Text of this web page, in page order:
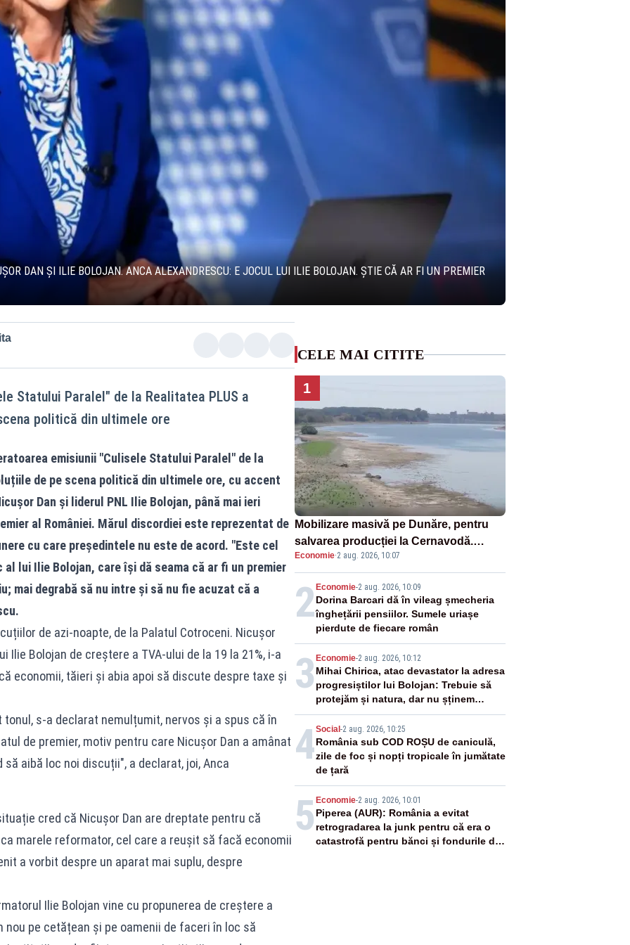
DAN ȘI ILIE BOLOJAN. ANCA ALEXANDRESCU: E JOCUL LUI ILIE BOLOJAN. ȘTIE CĂ AR FI UN PREMIER
Statului Paralel" de la Realitatea PLUS a
politică din ultimele ore
emisiunii "Culisele Statului Paralel" de la
de pe scena politică din ultimele ore, cu accent
Dan și liderul PNL Ilie Bolojan, până mai ieri
al României. Mărul discordiei este reprezentat de
cu care președintele nu este de acord. "Este cel
lui Ilie Bolojan, care își dă seama că ar fi un premier
mai degrabă să nu intre și să nu fie acuzat că a
de azi-noapte, de la Palatul Cotroceni. Nicușor
Bolojan de creștere a TVA-ului de la 19 la 21%, i-a
economii, tăieri și abia apoi să discute despre taxe și
s-a declarat nemulțumit, nervos și a spus că în
de premier, motiv pentru care Nicușor Dan a amânat
aibă loc noi discuții", a declarat, joi, Anca
cred că Nicușor Dan are dreptate pentru că
marele reformator, cel care a reușit să facă economii
a vorbit despre un aparat mai suplu, despre
Ilie Bolojan vine cu propunerea de creștere a
nou pe cetățean și pe oamenii de faceri în loc să
CELE MAI CITITE
1
Mobilizare masivă pe Dunăre, pentru
salvarea producției la Cernavodă.
Armata va detona o stâncă și va devia
apa fluviului - IMAGINI AERIENE
Economie·2 aug. 2026, 10:07
2 Economie-2 aug. 2026, 10:09
Dorina Barcari dă în vileag șmecheria
înghețării pensiilor. Sumele uriașe
pierdute de fiecare român
3 Economie-2 aug. 2026, 10:12
Mihai Chirica, atac devastator la adresa
progresiștilor lui Bolojan: Trebuie să
protejăm și natura, dar nu șținem
omaneii în stare permanentă de alertă
4Social -2 aug. 2026, 10:25
România sub COD ROȘU de caniculă,
zile de foc și nopți tropicale în jumătate
de țară
5 Economie-2 aug. 2026, 10:01
Piperea (AUR): România a evitat
retrogradarea la junk pentru că era o
catastrofă pentru bănci și fondurile de